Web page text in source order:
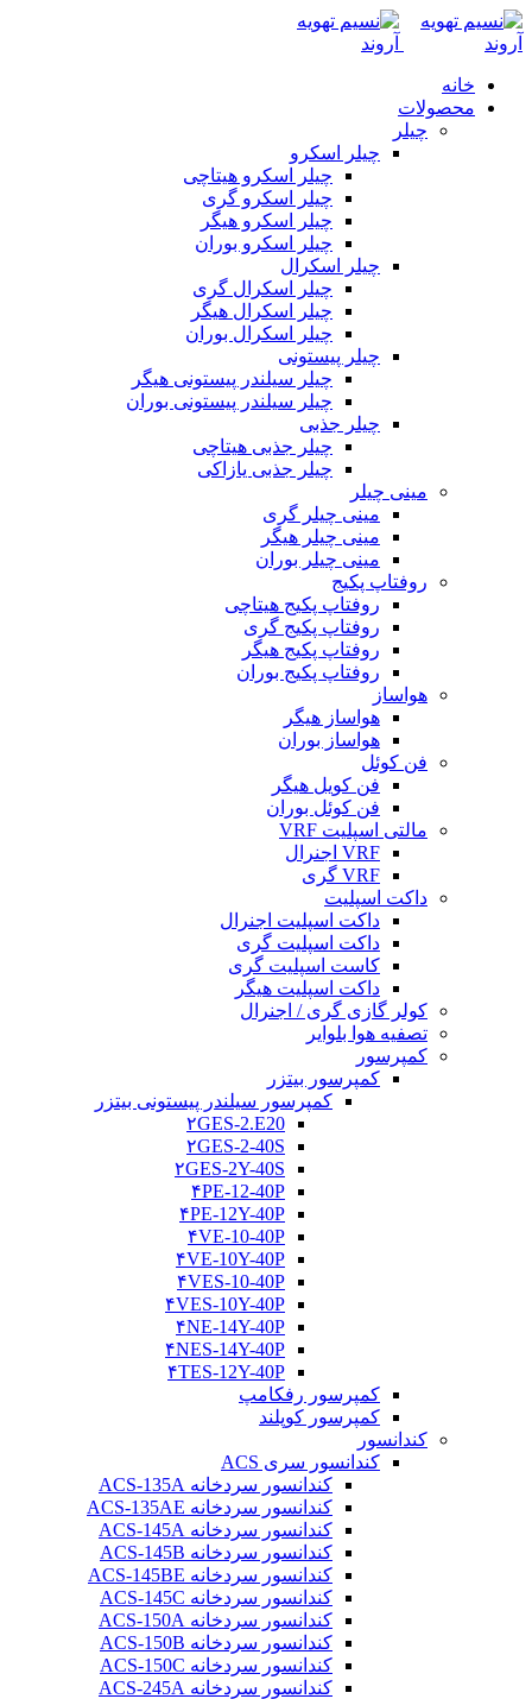
خانه
محصولات
چیلر
چیلر اسکرو
چیلر اسکرو هیتاچی
چیلر اسکرو گری
چیلر اسکرو هیگر
چیلر اسکرو بوران
چیلر اسکرال
چیلر اسکرال گری
چیلر اسکرال هیگر
چیلر اسکرال بوران
چیلر پیستونی
چیلر سیلندر پیستونی هیگر
چیلر سیلندر پیستونی بوران
چیلر جذبی
چیلر جذبی هیتاچی
چیلر جذبی یازاکی
مینی چیلر
مینی چیلر گری
مینی چیلر هیگر
مینی چیلر بوران
روفتاپ پکیج
روفتاپ پکیج هیتاچی
روفتاپ پکیج گری
روفتاپ پکیج هیگر
روفتاپ پکیج بوران
هواساز
هواساز هیگر
هواساز بوران
فن کوئل
فن کویل هیگر
فن کوئل بوران
مالتی اسپلیت VRF
VRF اجنرال
VRF گری
داکت اسپلیت
داکت اسپلیت اجنرال
داکت اسپلیت گری
کاست اسپلیت گری
داکت اسپلیت هیگر
کولر گازی گری / اجنرال
تصفیه هوا بلوایر
کمپرسور
کمپرسور بیتزر
کمپرسور سیلندر پیستونی بیتزر
۲GES-2.E20
۲GES-2-40S
۲GES-2Y-40S
۴PE-12-40P
۴PE-12Y-40P
۴VE-10-40P
۴VE-10Y-40P
۴VES-10-40P
۴VES-10Y-40P
۴NE-14Y-40P
۴NES-14Y-40P
۴TES-12Y-40P
کمپرسور رفکامپ
کمپرسور کوپلند
کندانسور
کندانسور سری ACS
کندانسور سردخانه ACS-135A
کندانسور سردخانه ACS-135AE
کندانسور سردخانه ACS-145A
کندانسور سردخانه ACS-145B
کندانسور سردخانه ACS-145BE
کندانسور سردخانه ACS-145C
کندانسور سردخانه ACS-150A
کندانسور سردخانه ACS-150B
کندانسور سردخانه ACS-150C
کندانسور سردخانه ACS-245A